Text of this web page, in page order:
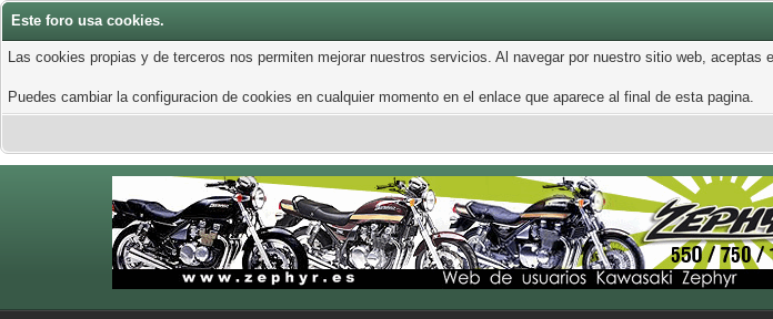
Este foro usa cookies.
Las cookies propias y de terceros nos permiten mejorar nuestros servicios. Al navegar por nuestro sitio web, aceptas
Puedes cambiar la configuracion de cookies en cualquier momento en el enlace que aparece al final de esta pagina.